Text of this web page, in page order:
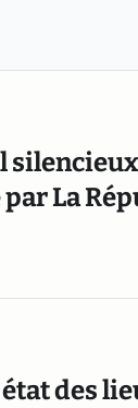
La
des